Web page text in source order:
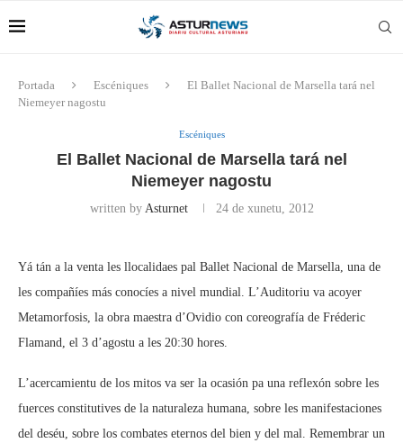
Portada Escéniques
El Ballet Nacional de Marsella tará nel
Niemeyer nagostu
Escéniques
El Ballet Nacional de Marsella tará nel
Niemeyer nagostu
written by Asturnet 24 de xunetu, 2012
Yá tán a la venta les llocalidaes pal Ballet Nacional de Marsella, una de
les compañíes más conocíes a nivel mundial. L’Auditoriu va acoyer
Metamorfosis, la obra maestra d’Ovidio con coreografía de Fréderic
Flamand, el 3 d’agostu a les 20:30 hores.
L’acercamientu de los mitos va ser la ocasión pa una reflexón sobre les
fuerces constitutives de la naturaleza humana, sobre les manifestaciones
del deséu, sobre los combates eternos del bien y del mal. Remembrar un